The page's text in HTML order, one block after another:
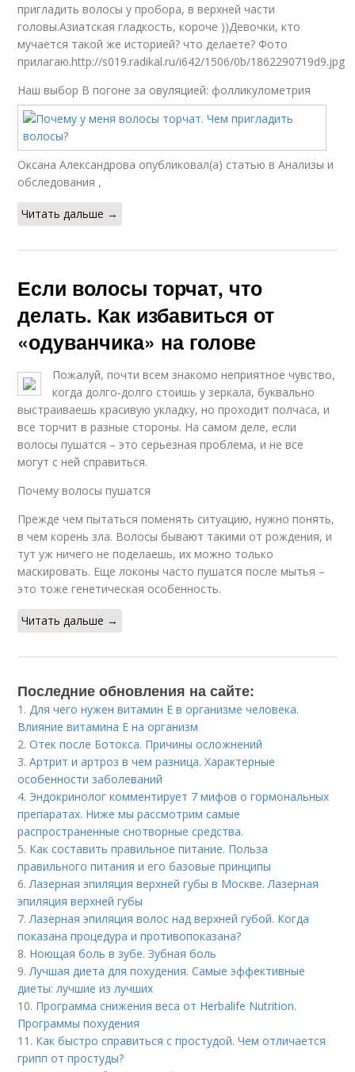
пригладить волосы у пробора, в верхней части
головы.Азиатская гладкость, короче ))Девочки, кто
мучается такой же историей? что делаете? Фото
прилагаю.http://s019.radikal.ru/i642/1506/0b/1862290719d9.jpg
Наш выбор В погоне за овуляцией: фолликулометрия
Оксана Александрова опубликовал(а) статью в Анализы и
обследования ,
Читать дальше →
Если волосы торчат, что
делать. Как избавиться от
«одуванчика» на голове
Пожалуй, почти всем знакомо неприятное чувство,
когда долго-долго стоишь у зеркала, буквально
выстраиваешь красивую укладку, но проходит полчаса, и
все торчит в разные стороны. На самом деле, если
волосы пушатся – это серьезная проблема, и не все
могут с ней справиться.
Почему волосы пушатся
Прежде чем пытаться поменять ситуацию, нужно понять,
в чем корень зла. Волосы бывают такими от рождения, и
тут уж ничего не поделаешь, их можно только
маскировать. Еще локоны часто пушатся после мытья –
это тоже генетическая особенность.
Читать дальше →
Последние обновления на сайте:
1. Для чего нужен витамин Е в организме человека.
Влияние витамина E на организм
2.Отек после Ботокса. Причины осложнений
3.Артрит и артроз в чем разница. Характерные
особенности заболеваний
4. Эндокринолог комментирует 7 мифов о гормональных
препаратах. Ниже мы рассмотрим самые
распространенные снотворные средства.
5. Как составить правильное питание. Польза
правильного питания и его базовые принципы
6. Лазерная эпиляция верхней губы в Москве. Лазерная
эпиляция верхней губы
7. Лазерная эпиляция волос над верхней губой. Когда
показана процедура и противопоказана?
8. Ноющая боль в зубе. Зубная боль
9. Лучшая диета для похудения. Самые эффективные
диеты: лучшие из лучших
10. Программа снижения веса от Herbalife Nutrition.
Программы похудения
11. Как быстро справиться с простудой. Чем отличается
грипп от простуды?